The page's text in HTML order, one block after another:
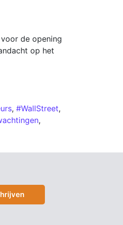
de opening
op het
, #WallStreet,
,